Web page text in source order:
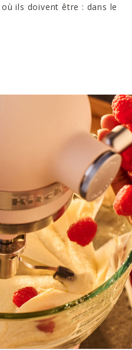
ils doivent être : dans le